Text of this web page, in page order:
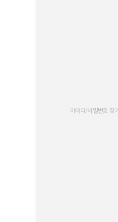
아이디/비밀번호 찾기